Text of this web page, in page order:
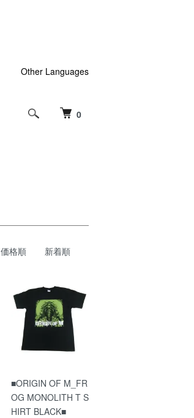
0
Other Languages
価格順 新着順
■ORIGIN OF M_FR
OG MONOLITH T S
HIRT BLACK■